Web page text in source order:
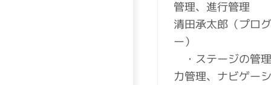
管理、進行管理
清田承太郎（プロ
ー）
・ステージの管
力管理、ナビゲー